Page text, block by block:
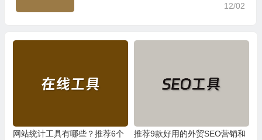
12/02
网站统计工具有哪些？推荐6个
推荐9款好用的外贸SEO营销和